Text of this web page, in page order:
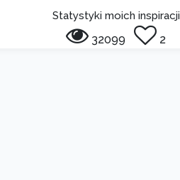
Statystyki moich inspiracji
32099 2